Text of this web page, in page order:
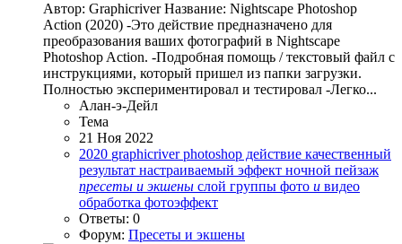
Автор: Graphicriver Название: Nightscape Photoshop
Action (2020) -Это действие предназначено для
преобразования ваших фотографий в Nightscape
Photoshop Action. -Подробная помощь / текстовый файл с
инструкциями, который пришел из папки загрузки.
Полностью экспериментировал и тестировал -Легко...
Алан-э-Дейл
Тема
21 Ноя 2022
2020 graphicriverphotoshop действие качественный
результат настраиваемый эффект ночной пейзаж
пресеты и экшены слой группы фото и видео
обработка фотоэффект
Ответы: 0
Форум: Пресеты и экшены